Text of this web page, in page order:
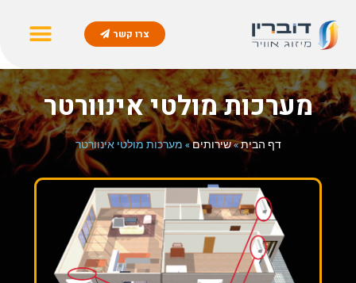
צרו קשר
מערכות מולטי אינוורטר
דף הבית»שירותים» מערכות מולטי אינוורטר